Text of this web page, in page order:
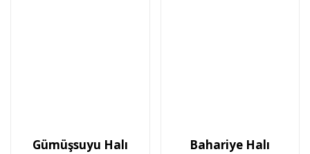
Gümüşsuyu Halı Bahariye Halı